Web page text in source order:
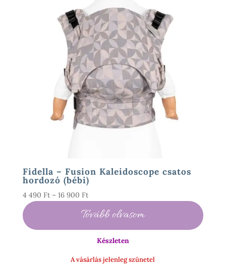
Fidella – Fusion Kaleidoscope csatos
hordozó (bébi)
4 490 Ft – 16 900 FtÁrtartomány:
490 Ft
-
Tovább olvasom
Készleten
A vásárlás jelenleg szünetel